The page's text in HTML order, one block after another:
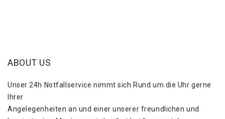
ABOUT US
Unser 24h Notfallservice nimmt sich Rund um die Uhr gerne
Ihrer
Angelegenheiten an und einer unserer freundlichen und